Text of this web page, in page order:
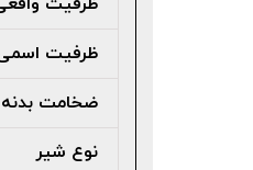
ظرفیت
ضخامت بدنه
نوع شیر